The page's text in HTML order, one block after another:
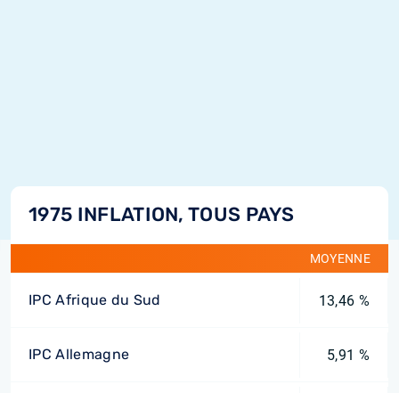
1975 INFLATION, TOUS PAYS
MOYENNE
IPC Afrique du Sud 13,46 %
IPC Allemagne 5,91 %